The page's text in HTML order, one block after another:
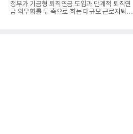
정부가 기금형 퇴직연금 도입과 단계적 퇴직연
금 의무화를 두 축으로 하는 대규모 근로자퇴직